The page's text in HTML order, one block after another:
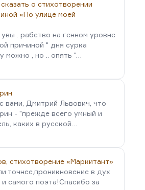
о стихотворении
«По улице моей
. рабство на генном уровне
причиной " дня сурка
можно , но .. опять "…
вами, Дмитрий Львович, что
- "прежде всего умный и
каких в русской…
стихотворение «Маркитант»
точнее,проникновение в дух
самого поэта!Спасибо за